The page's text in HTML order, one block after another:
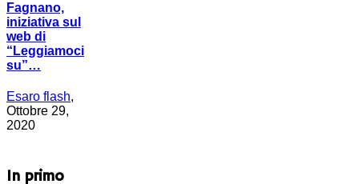
Fagnano,
iniziativa sul
web di
“Leggiamoci
su”…
Esaro flash,
Ottobre 29,
2020
In primo